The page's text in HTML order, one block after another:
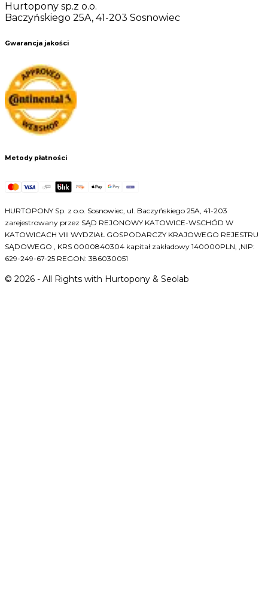
Hurtopony sp.z o.o.
Baczyńskiego 25A, 41-203 Sosnowiec
Gwarancja jakości
Metody płatności
HURTOPONY Sp. z o.o. Sosnowiec, ul. Baczyńskiego 25A, 41-203
zarejestrowany przez SĄD REJONOWY KATOWICE-WSCHÓD W
KATOWICACH VIII WYDZIAŁ GOSPODARCZY KRAJOWEGO REJESTRU
SĄDOWEGO , KRS 0000840304 kapitał zakładowy 140000PLN, ,NIP:
629-249-67-25 REGON: 386030051
© 2026 - All Rights with Hurtopony & Seolab